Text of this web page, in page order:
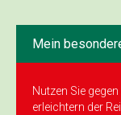
Mein
Nutzen Sie
erleichtern der